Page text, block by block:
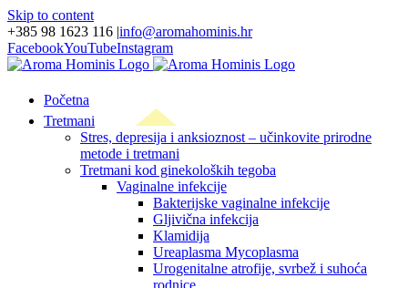
Skip to content
+385 98 1623 116 |info@aromahominis.hr
FacebookYouTubeInstagram
Početna
Tretmani
Stres, depresija i anksioznost – učinkovite prirodne
metode i tretmani
Tretmani kod ginekoloških tegoba
Vaginalne infekcije
Bakterijske vaginalne infekcije
Gljivična infekcija
Klamidija
Ureaplasma Mycoplasma
Urogenitalne atrofije, svrbež i suhoća
rodnice